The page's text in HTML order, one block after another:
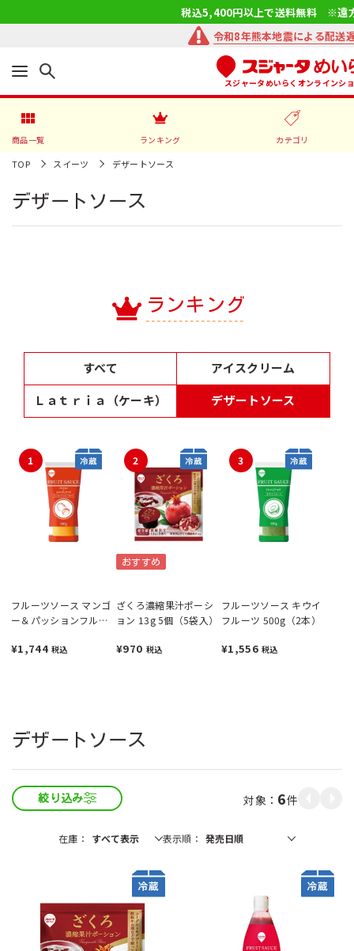
税込5,400円以上で送料無料 ※遠
令和8年熊本地震による配送
スジャータめいらくオンラインシ
商品一覧 ランキング カテゴリ
TOP スイーツ デザートソース
デザートソース
ランキング
すべて
アイスクリーム
Ｌａｔｒｉａ（ケーキ）
デザートソース
1
フルーツソース マンゴ
ー＆パッションフルー
¥1,744 税込
2
おすすめ
ざくろ濃縮果汁ポーシ
ョン 13g 5個（5袋入）
¥970 税込
3
フルーツソース キウイ
フルーツ 500g（2本）
¥1,556 税込
デザートソース
絞り込み 6件
在庫 表示順